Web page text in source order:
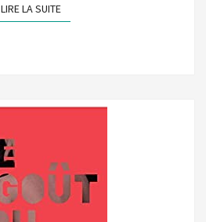
LIRE LA SUITELIRE LA SUITE